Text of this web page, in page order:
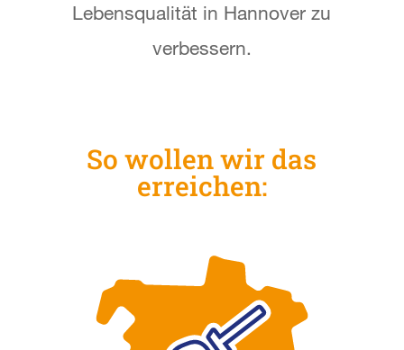
Lebensqualität in Hannover zu
verbessern.
So wollen wir das
erreichen: